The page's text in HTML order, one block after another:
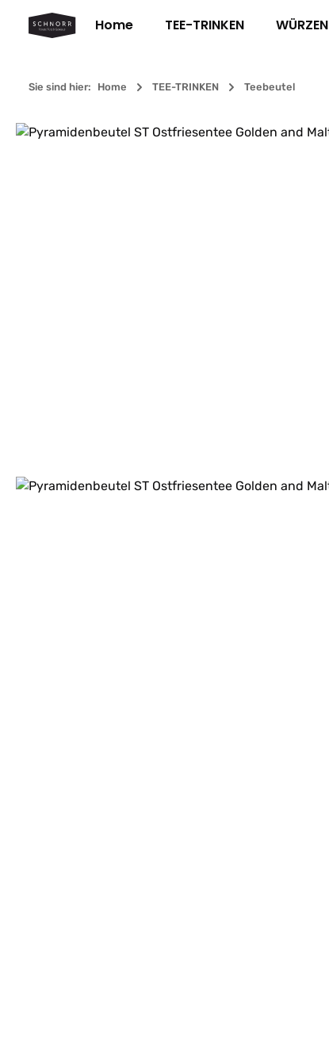
Hauptinhalt springen
Zur Suche springen
Zur Hauptnavigation springen
Home TEE-TRINKEN WÜRZEN
Sie sind hier: Home TEE-TRINKEN Teebeutel
Bildergalerie überspringen